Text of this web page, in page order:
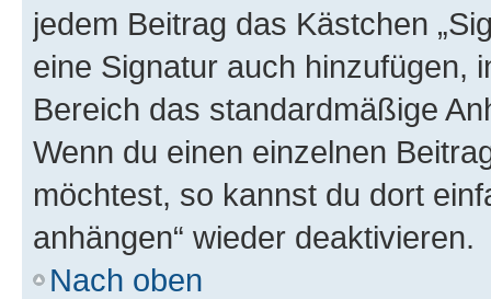
jedem Beitrag das Kästchen
eine Signatur auch hinzufügen,
Bereich das standardmäßige
Wenn du einen einzelnen
möchtest, so kannst du dort
anhängen“ wieder deaktivieren.
Nach oben